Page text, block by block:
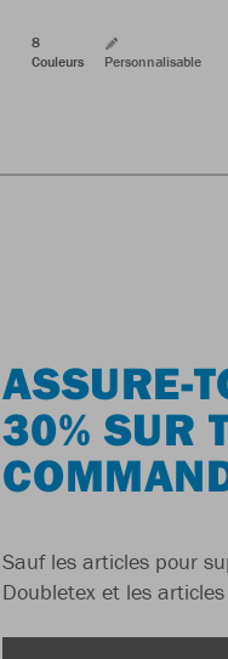
8
Couleurs
Personnalisable
ASSURE-
30% SUR
Sauf les articles pour
Doubletex et les